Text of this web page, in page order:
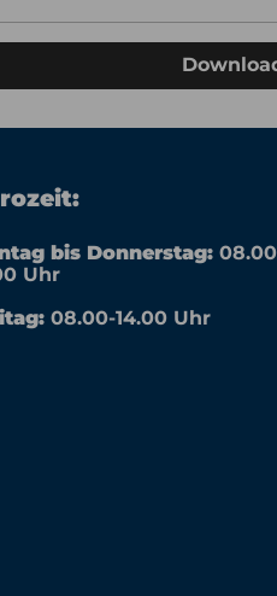
bis Donnerstag:
Uhr
08.00-14.00 Uhr